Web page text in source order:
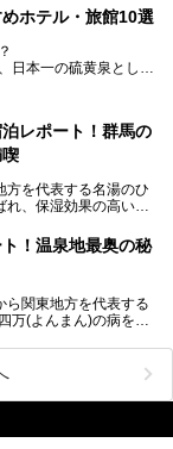
株式会社【PR】
のPR記事です。
きる「サウナの森」、
直結の「水沼の湯」の
ー、そして電車旅好き
ホテル・旅館10選
日本一の硫黄泉として
ました！万座温泉の楽
可能な温泉まで、おす
レポート！群馬の
方を代表する名湯のひ
、保湿効果の高い美
する旅館の一つ。日帰
じっくり楽しむのがベ
とご紹介します！
！温泉地最奥の秘
ら関東地方を代表する
万(よんまん)の病を癒
秘境感漂う老舗宿。泉
り、知る人ぞ知る穴場
自慢の温泉をはじめ食
貌を徹底紹介します。